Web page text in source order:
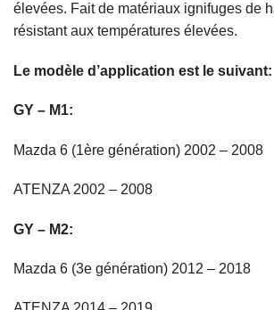
élevées. Fait de matériaux ignifuges de
résistant aux températures élevées.
Le modèle d’application est le suivant:
GY – M1:
Mazda 6 (1ère génération) 2002 – 2008
ATENZA 2002 – 2008
GY – M2:
Mazda 6 (3e génération) 2012 – 2018